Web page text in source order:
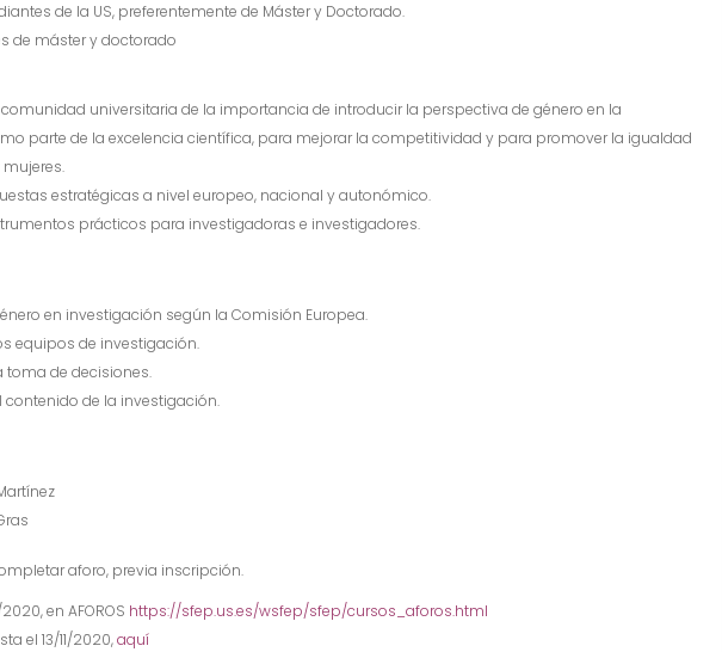
de la US, preferentemente de Máster y Doctorado.
de máster y doctorado
universitaria de la importancia de introducir la perspectiva de género en la
parte de la excelencia científica, para mejorar la competitividad y para promover la igualdad
estratégicas a nivel europeo, nacional y autonómico.
prácticos para investigadoras e investigadores.
en investigación según la Comisión Europea.
equipos de investigación.
toma de decisiones.
contenido de la investigación.
aforo, previa inscripción.
2020, en AFOROS https://sfep.us.es/wsfep/sfep/cursos_aforos.html
el 13/11/2020,aquí